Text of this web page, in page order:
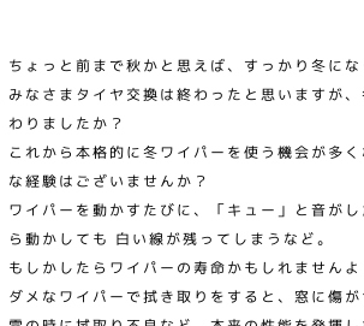
ちょっと前まで秋かと思えば、すっかり冬に
みなさまタイヤ交換は終わったと思いますが
わりましたか？
これから本格的に冬ワイパーを使う機会が多
な経験はございませんか？
ワイパーを動かすたびに、「キュー」と音が
ら動かしても 白い線が残ってしまうなど。
もしかしたらワイパーの寿命かもしれませんよ
ダメなワイパーで拭き取りをすると、窓に傷